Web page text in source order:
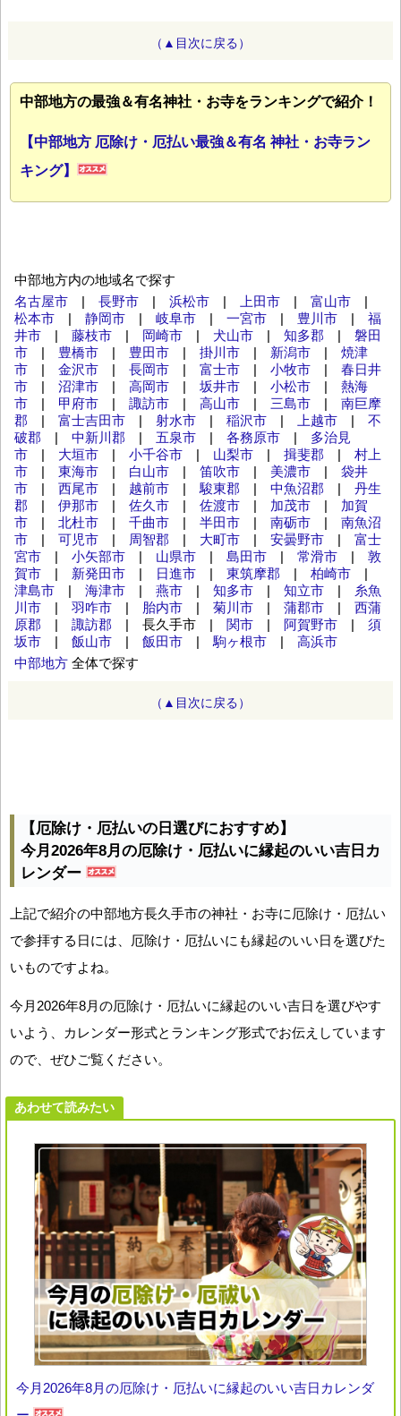
（▲目次に戻る）
中部地方の最強＆有名神社・お寺をランキングで紹介！
【中部地方 厄除け・厄払い最強＆有名 神社・お寺ラン
キング】
中部地方内の地域名で探す
名古屋市 | 長野市 | 浜松市 | 上田市 | 富山市 |
松本市 | 静岡市 | 岐阜市 | 一宮市 | 豊川市 | 福
井市 | 藤枝市 | 岡崎市 | 犬山市 | 知多郡 | 磐田
市 | 豊橋市 | 豊田市 | 掛川市 | 新潟市 | 焼津
市 | 金沢市 | 長岡市 | 富士市 | 小牧市 | 春日井
市 | 沼津市 | 高岡市 | 坂井市 | 小松市 | 熱海
市 | 甲府市 | 諏訪市 | 高山市 | 三島市 | 南巨摩
郡 | 富士吉田市 | 射水市 | 稲沢市 | 上越市 | 不
破郡 | 中新川郡 | 五泉市 | 各務原市 | 多治見
市 | 大垣市 | 小千谷市 | 山梨市 | 揖斐郡 | 村上
市 | 東海市 | 白山市 | 笛吹市 | 美濃市 | 袋井
市 | 西尾市 | 越前市 | 駿東郡 | 中魚沼郡 | 丹生
郡 | 伊那市 | 佐久市 | 佐渡市 | 加茂市 | 加賀
市 | 北杜市 | 千曲市 | 半田市 | 南砺市 | 南魚沼
市 | 可児市 | 周智郡 | 大町市 | 安曇野市 | 富士
宮市 | 小矢部市 | 山県市 | 島田市 | 常滑市 | 敦
賀市 | 新発田市 | 日進市 | 東筑摩郡 | 柏崎市 |
津島市 | 海津市 | 燕市 | 知多市 | 知立市 |
糸魚
川市 | 羽咋市 | 胎内市 | 菊川市 | 蒲郡市 | 西蒲
原郡 | 諏訪郡 | 長久手市 | 関市 | 阿賀野市 | 須
坂市 | 飯山市 | 飯田市 | 駒ヶ根市 | 高浜市
中部地方 全体で探す
（▲目次に戻る）
【厄除け・厄払いの日選びにおすすめ】
今月2026年8月の厄除け・厄払いに縁起のいい吉日カ
レンダー
上記で紹介の中部地方長久手市の神社・お寺に厄除け・厄払い
で参拝する日には、厄除け・厄払いにも縁起のいい日を選びた
いものですよね。
今月2026年8月の厄除け・厄払いに縁起のいい吉日を選びやす
いよう、カレンダー形式とランキング形式でお伝えしています
ので、ぜひご覧ください。
あわせて読みたい
今月2026年8月の厄除け・厄払いに縁起のいい吉日カレンダ